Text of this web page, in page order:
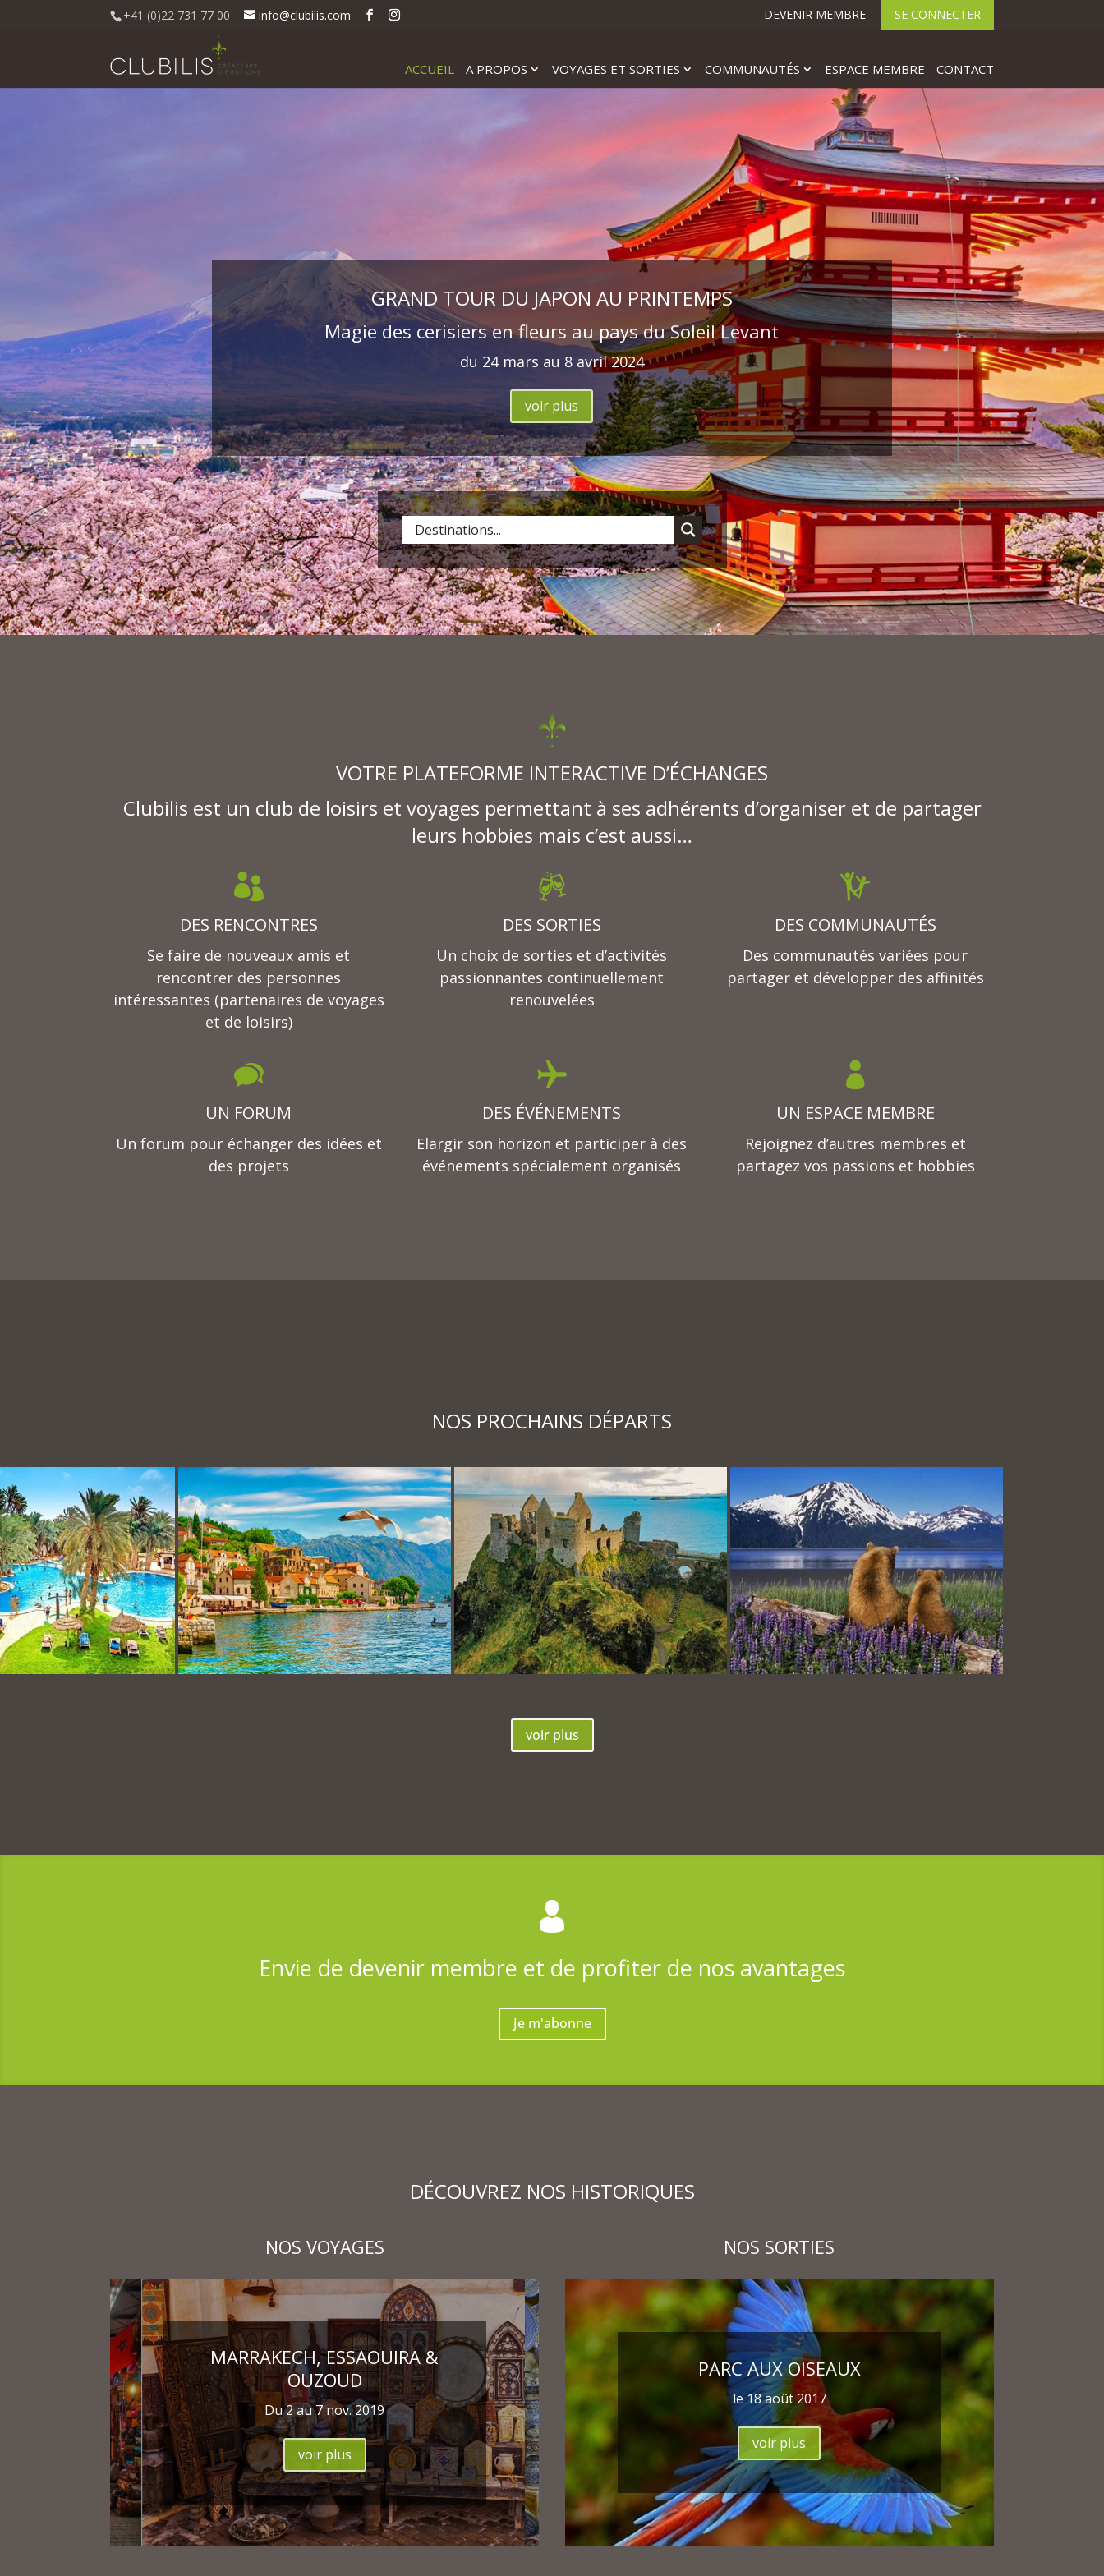
+41 (0)22 731 77 00 info@clubilis.com DEVENIR MEMBRE SE CONNECTER
ACCUEIL A PROPOS VOYAGES ET SORTIES COMMUNAUTÉS ESPACE MEMBRE CONTACT
GRAND TOUR DU JAPON AU PRINTEMPS
Magie des cerisiers en fleurs au pays du Soleil Levant
du 24 mars au 8 avril 2024
voir plus
VOTRE PLATEFORME INTERACTIVE D’ÉCHANGES
Clubilis est un club de loisirs et voyages permettant à ses adhérents d’organiser et de partager
leurs hobbies mais c’est aussi…

DES RENCONTRES
Se faire de nouveaux amis et
rencontrer des personnes
intéressantes (partenaires de voyages
et de loisirs)
DES SORTIES
Un choix de sorties et d’activités
passionnantes continuellement
renouvelées
DES COMMUNAUTÉS
Des communautés variées pour
partager et développer des affinités
UN FORUM
Un forum pour échanger des idées et
des projets
DES ÉVÉNEMENTS
Elargir son horizon et participer à des
événements spécialement organisés

UN ESPACE MEMBRE
Rejoignez d’autres membres et
partagez vos passions et hobbies
NOS PROCHAINS DÉPARTS
du 2 au 15 sept. 2024
du 10 au 19 sept. 2024 du 12 au 21 sept. 2024 du 13 au 26 sept. 2024
voir plus
Envie de devenir membre et de profiter de nos avantages
Je m'abonne
DÉCOUVREZ NOS HISTORIQUES
NOS VOYAGES
MARRAKECH, ESSAOUIRA &
OUZOUD
Du 2 au 7 nov. 2019
voir plus
NOS SORTIES
PARC AUX OISEAUX
le 18 août 2017
voir plus